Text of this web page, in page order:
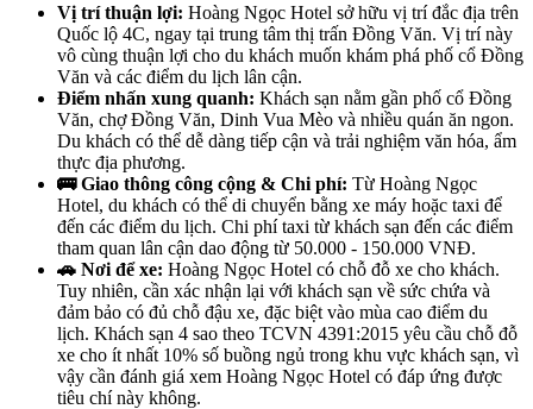
Vị trí thuận lợi: Hoàng Ngọc Hotel sở hữu vị trí đắc địa trên
Quốc lộ 4C, ngay tại trung tâm thị trấn Đồng Văn. Vị trí này
vô cùng thuận lợi cho du khách muốn khám phá phố cổ Đồng
Văn và các điểm du lịch lân cận.
Điểm nhấn xung quanh: Khách sạn nằm gần phố cổ Đồng
Văn, chợ Đồng Văn, Dinh Vua Mèo và nhiều quán ăn ngon.
Du khách có thể dễ dàng tiếp cận và trải nghiệm văn hóa, ẩm
thực địa phương.
🚌 Giao thông công cộng & Chi phí: Từ Hoàng Ngọc
Hotel, du khách có thể di chuyển bằng xe máy hoặc taxi để
đến các điểm du lịch. Chi phí taxi từ khách sạn đến các điểm
tham quan lân cận dao động từ 50.000 - 150.000 VNĐ.
🚗 Nơi để xe: Hoàng Ngọc Hotel có chỗ đỗ xe cho khách.
Tuy nhiên, cần xác nhận lại với khách sạn về sức chứa và
đảm bảo có đủ chỗ đậu xe, đặc biệt vào mùa cao điểm du
lịch. Khách sạn 4 sao theo TCVN 4391:2015 yêu cầu chỗ đỗ
xe cho ít nhất 10% số buồng ngủ trong khu vực khách sạn, vì
vậy cần đánh giá xem Hoàng Ngọc Hotel có đáp ứng được
tiêu chí này không.